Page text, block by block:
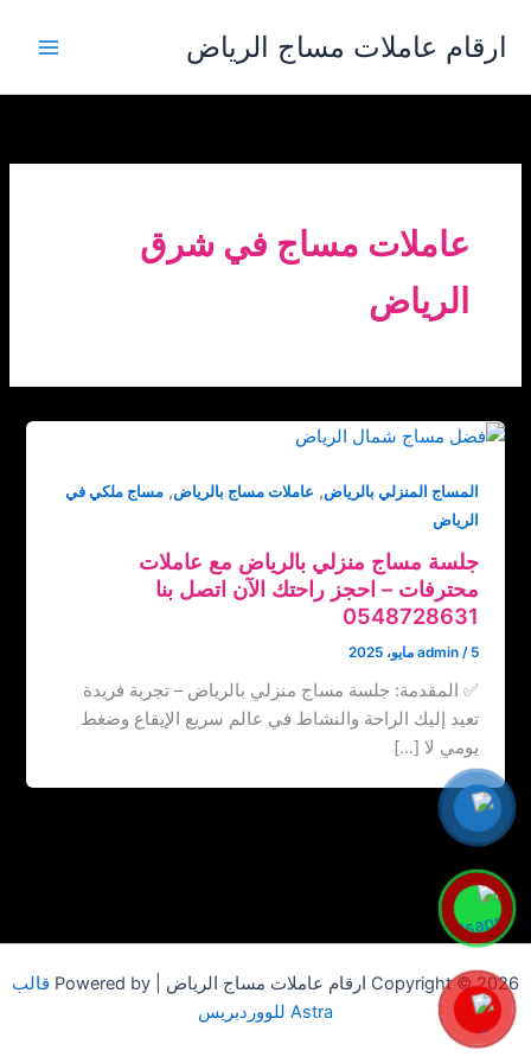
المحتوى
ارقام عاملات مساج الرياض
عاملات مساج في شرق
الرياض
المساج المنزلي بالرياض, عاملات مساج بالرياض,مساج ملكي في
الرياض
جلسة مساج منزلي بالرياض مع عاملات
محترفات – احجز راحتك الآن اتصل بنا
admin / 5 مايو، 2025
✅ المقدمة: جلسة مساج منزلي بالرياض – تجربة فريدة
تعيد إليك الراحة والنشاط في عالم سريع الإيقاع وضغط
يومي لا […]
Copyright © 2026 ارقام عاملات مساج الرياض | Powered by
قالب
Astra للووردبريس